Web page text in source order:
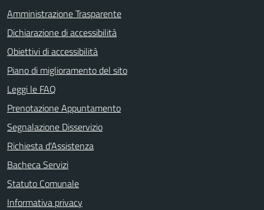
Amministrazione Trasparente
Dichiarazione di accessibilità
Obiettivi di accessibilità
Piano di miglioramento del sito
Leggi le FAQ
Prenotazione Appuntamento
Segnalazione Disservizio
Richiesta d'Assistenza
Bacheca Servizi
Statuto Comunale
Informativa privacy